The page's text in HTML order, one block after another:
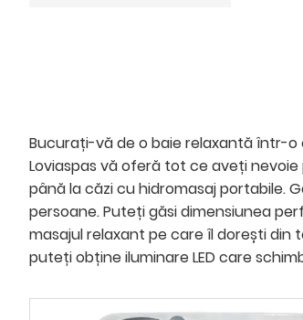
Bucurați-vă de o baie relaxantă într-o
Loviaspas vă oferă tot ce aveți
până la căzi cu hidromasaj portabile.
persoane. Puteți găsi dimensiunea
masajul relaxant pe care îl dorești din
puteți obține iluminare LED care